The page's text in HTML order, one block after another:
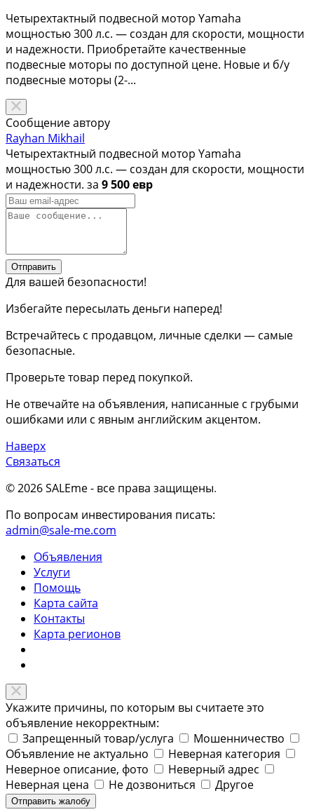
Четырехтактный подвесной мотор Yamaha
мощностью 300 л.с. — создан для скорости, мощности
и надежности. Приобретайте качественные
подвесные моторы по доступной цене. Новые и б/у
подвесные моторы (2-...
Сообщение автору
Rayhan Mikhail
Четырехтактный подвесной мотор Yamaha
мощностью 300 л.с. — создан для скорости, мощности
и надежности. за 9 500 евр
Отправить
Для вашей безопасности!
Избегайте пересылать деньги наперед!
Встречайтесь с продавцом, личные сделки — самые
безопасные.
Проверьте товар перед покупкой.
Не отвечайте на объявления, написанные с грубыми
ошибками или с явным английским акцентом.
Наверх
Связаться
© 2026 SALEme - все права защищены.
По вопросам инвестирования писать:
admin@sale-me.com
Объявления
Услуги
Помощь
Карта сайта
Контакты
Карта регионов
Укажите причины, по которым вы считаете это
объявление некорректным:
Запрещенный товар/услуга
Мошенничество
Объявление не актуально
Неверная категория
Неверное описание, фото
Неверный адрес
Неверная цена
Не дозвониться Другое
Отправить жалобу